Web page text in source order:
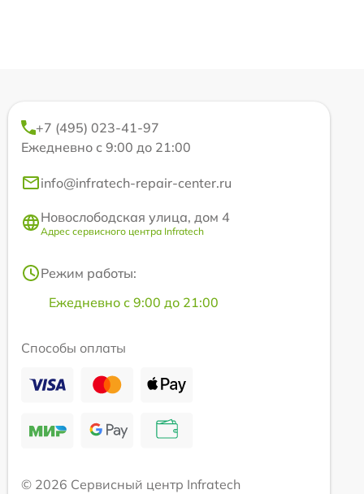
+7 (495) 023-41-97
Ежедневно с 9:00 до 21:00
info@infratech-repair-center.ru
Новослободская улица, дом 4
Адрес сервисного центра Infratech
Режим работы:
Ежедневно с 9:00 до 21:00
Способы оплаты
© 2026 Сервисный центр Infratech